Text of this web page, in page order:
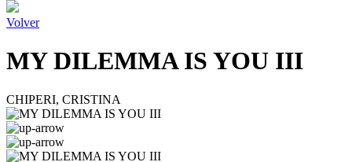
Volver
MY DILEMMA IS YOU III
CHIPERI, CRISTINA